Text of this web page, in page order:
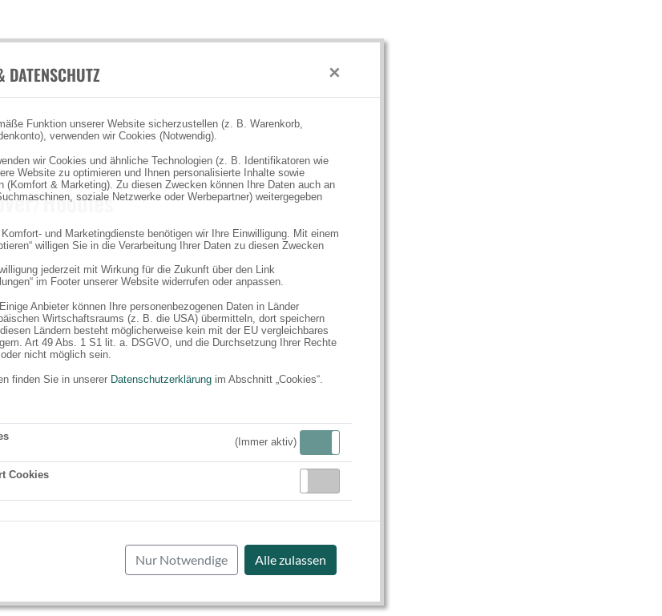
DATENSCHUTZ ×
Funktion unserer Website sicherzustellen (z. B. Warenkorb,
verwenden wir Cookies (Notwendig).
wir Cookies und ähnliche Technologien (z. B. Identifikatoren wie
Website zu optimieren und Ihnen personalisierte Inhalte sowie
(Komfort & Marketing). Zu diesen Zwecken können Ihre Daten auch an
soziale Netzwerke oder Werbepartner) weitergegeben
und Marketingdienste benötigen wir Ihre Einwilligung. Mit einem
willigen Sie in die Verarbeitung Ihrer Daten zu diesen Zwecken
jederzeit mit Wirkung für die Zukunft über den Link
im Footer unserer Website widerrufen oder anpassen.
Anbieter können Ihre personenbezogenen Daten in Länder
Wirtschaftsraums (z. B. die USA) übermitteln, dort speichern
Ländern besteht möglicherweise kein mit der EU vergleichbares
Art 49 Abs. 1 S1 lit. a. DSGVO, und die Durchsetzung Ihrer Rechte
nicht möglich sein.
finden Sie in unserer Datenschutzerklärung im Abschnitt „Cookies“.
(Immer aktiv)
Cookies
Nur Notwendige Alle zulassen
Hoodies